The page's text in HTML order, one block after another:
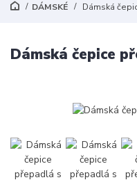
DÁMSKÉ Dámská
Dámská čepice